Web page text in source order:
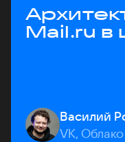
Mail.ru в
Василий
VK,